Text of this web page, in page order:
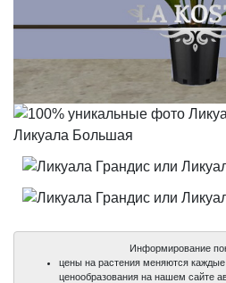
Информирование
цены на растения меняются
ценообразования на нашем сайте